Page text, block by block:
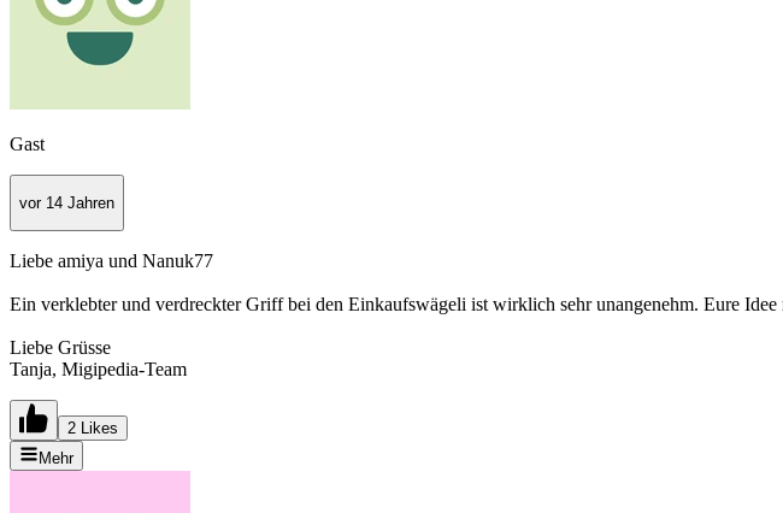
Gast
vor 14 Jahren
Liebe amiya und Nanuk77
Ein verklebter und verdreckter Griff bei den Einkaufswägeli ist wirklich sehr unangenehm. Eure
Liebe Grüsse
Tanja, Migipedia-Team
2 Likes
Mehr